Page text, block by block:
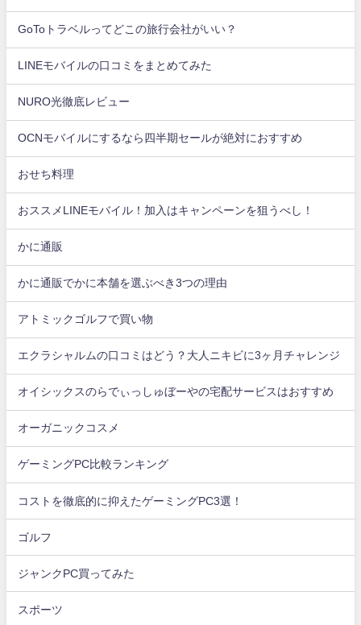
GoToトラベルってどこの旅行会社がいい？
LINEモバイルの口コミをまとめてみた
NURO光徹底レビュー
OCNモバイルにするなら四半期セールが絶対におすすめ
おせち料理
おススメLINEモバイル！加入はキャンペーンを狙うべし！
かに通販
かに通販でかに本舗を選ぶべき3つの理由
アトミックゴルフで買い物
エクラシャルムの口コミはどう？大人ニキビに3ヶ月チャレンジ
オイシックスのらでぃっしゅぼーやの宅配サービスはおすすめ
オーガニックコスメ
ゲーミングPC比較ランキング
コストを徹底的に抑えたゲーミングPC3選！
ゴルフ
ジャンクPC買ってみた
スポーツ